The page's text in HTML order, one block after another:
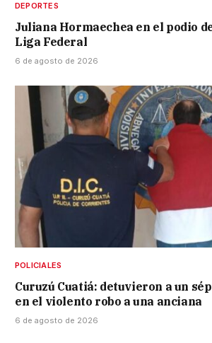
DEPORTES
Juliana Hormaechea en el podio
Liga Federal
6 de agosto de 2026
POLICIALES
Curuzú Cuatiá: detuvieron a un
en el violento robo a una anciana
6 de agosto de 2026